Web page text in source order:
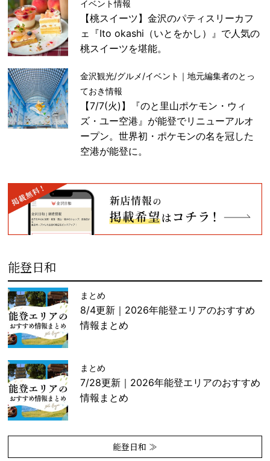
イベント情報
【桃スイーツ】金沢のパティスリーカフ
ェ『Ito okashi（いとをかし）』で人気の
桃スイーツを堪能。
金沢観光/グルメ/イベント｜地元編集者のとっ
ておき情報
【7/7(火)】『のと里山ポケモン・ウィ
ズ・ユー空港』が能登でリニューアルオ
ープン。世界初・ポケモンの名を冠した
空港が能登に。
能登日和
まとめ
8/4更新｜2026年能登エリアのおすすめ
情報まとめ
まとめ
7/28更新｜2026年能登エリアのおすすめ
情報まとめ
能登日和 ≫